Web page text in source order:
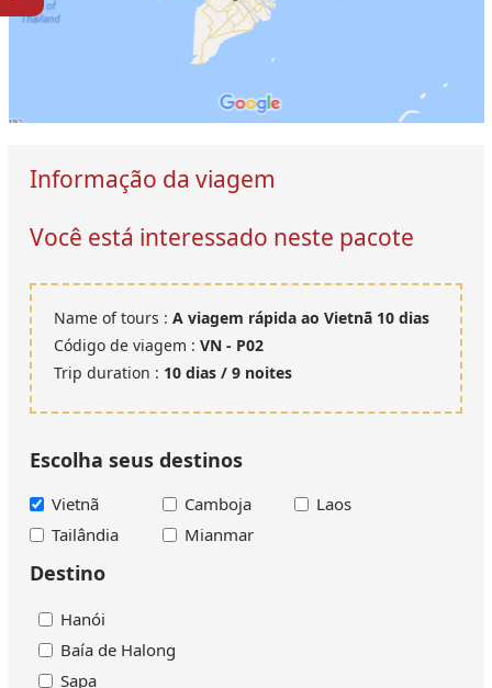
Informação da viagem
Você está interessado neste pacote
Name of tours : A viagem rápida ao Vietnã 10 dias
Código de viagem : VN - P02
Trip duration : 10 dias / 9 noites
Escolha seus destinos
Vietnã Camboja
Laos
Tailândia
Mianmar
Destino
Hanói
Baía de Halong
Sapa